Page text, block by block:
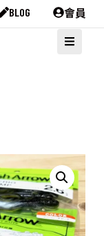
BLOG 會員